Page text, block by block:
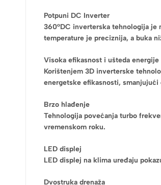
Potpuni DC Inverter
360°DC inverterska tehnologija je
temperature je preciznija, a buka
Visoka efikasnost i ušteda energije
Korištenjem 3D inverterske
energetske efikasnosti,
Brzo hlađenje
Tehnologija povećanja turbo
vremenskom roku.
LED displej
LED displej na klima uređaju
Dvostruka drenaža